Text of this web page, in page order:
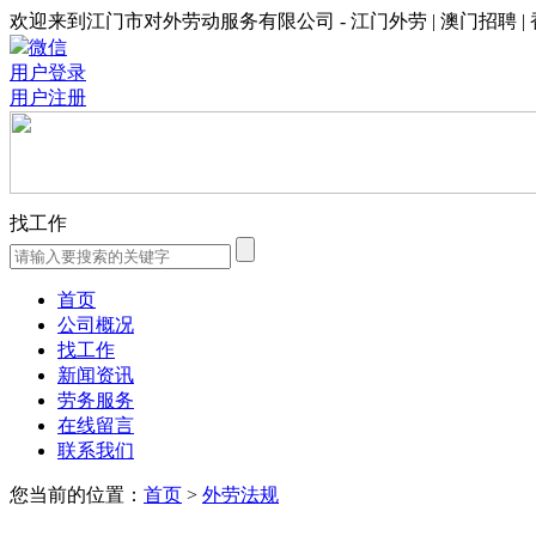
欢迎来到江门市对外劳动服务有限公司 - 江门外劳 | 澳门招聘 |
微信
用户登录
用户注册
找工作
首页
公司概况
找工作
新闻资讯
劳务服务
在线留言
联系我们
您当前的位置： 首页 > 外劳法规